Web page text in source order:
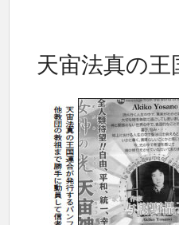
天宙法真の王